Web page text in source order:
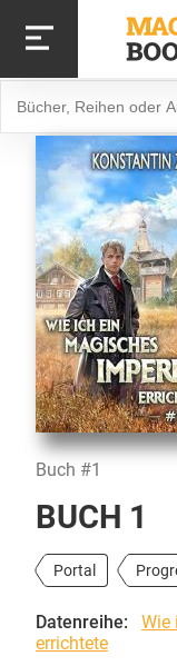
zum
Inhalt
Buch #1
BUCH 1
Portal
Datenreihe:
Wie
errichtete